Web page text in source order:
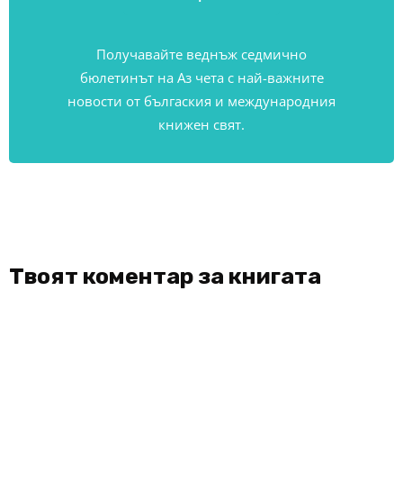
Получавайте веднъж седмично
бюлетинът на Аз чета с най-важните
новости от бългаския и международния
книжен свят.
Твоят коментар за книгата